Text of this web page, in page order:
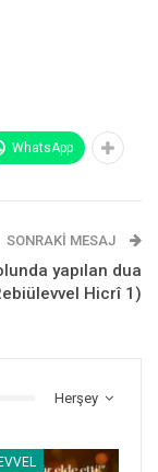
İçindeki
geçmemişti ki
ve muhtevasına
sellem) daha
olan fethin
WhatsApp
SONRAKI MESAJ
yapılan dua
Hicrî 1)
Herşey